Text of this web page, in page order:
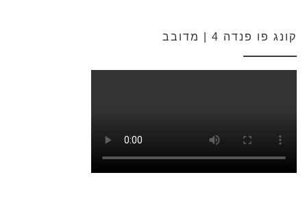
קונג פו פנדה 4 | מדובב